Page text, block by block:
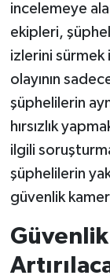
incelemeye
ekipleri,
izlerini sürmek
olayının
şüphelilerin
hırsızlık
ilgili
şüphelilerin
güvenlik